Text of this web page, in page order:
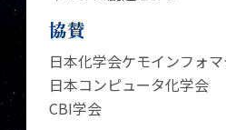
協賛
日本化学会ケモインフォ
日本コンピュータ化学会
CBI学会